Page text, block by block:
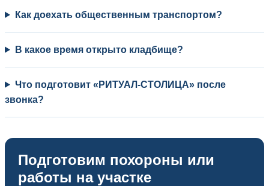
Как доехать общественным транспортом?
В какое время открыто кладбище?
Что подготовит «РИТУАЛ-СТОЛИЦА» после
звонка?
Подготовим похороны или
работы на участке